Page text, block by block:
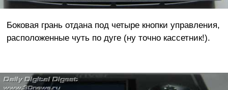
Боковая грань отдана под четыре кнопки управления,
расположенные чуть по дуге (ну точно кассетник!).